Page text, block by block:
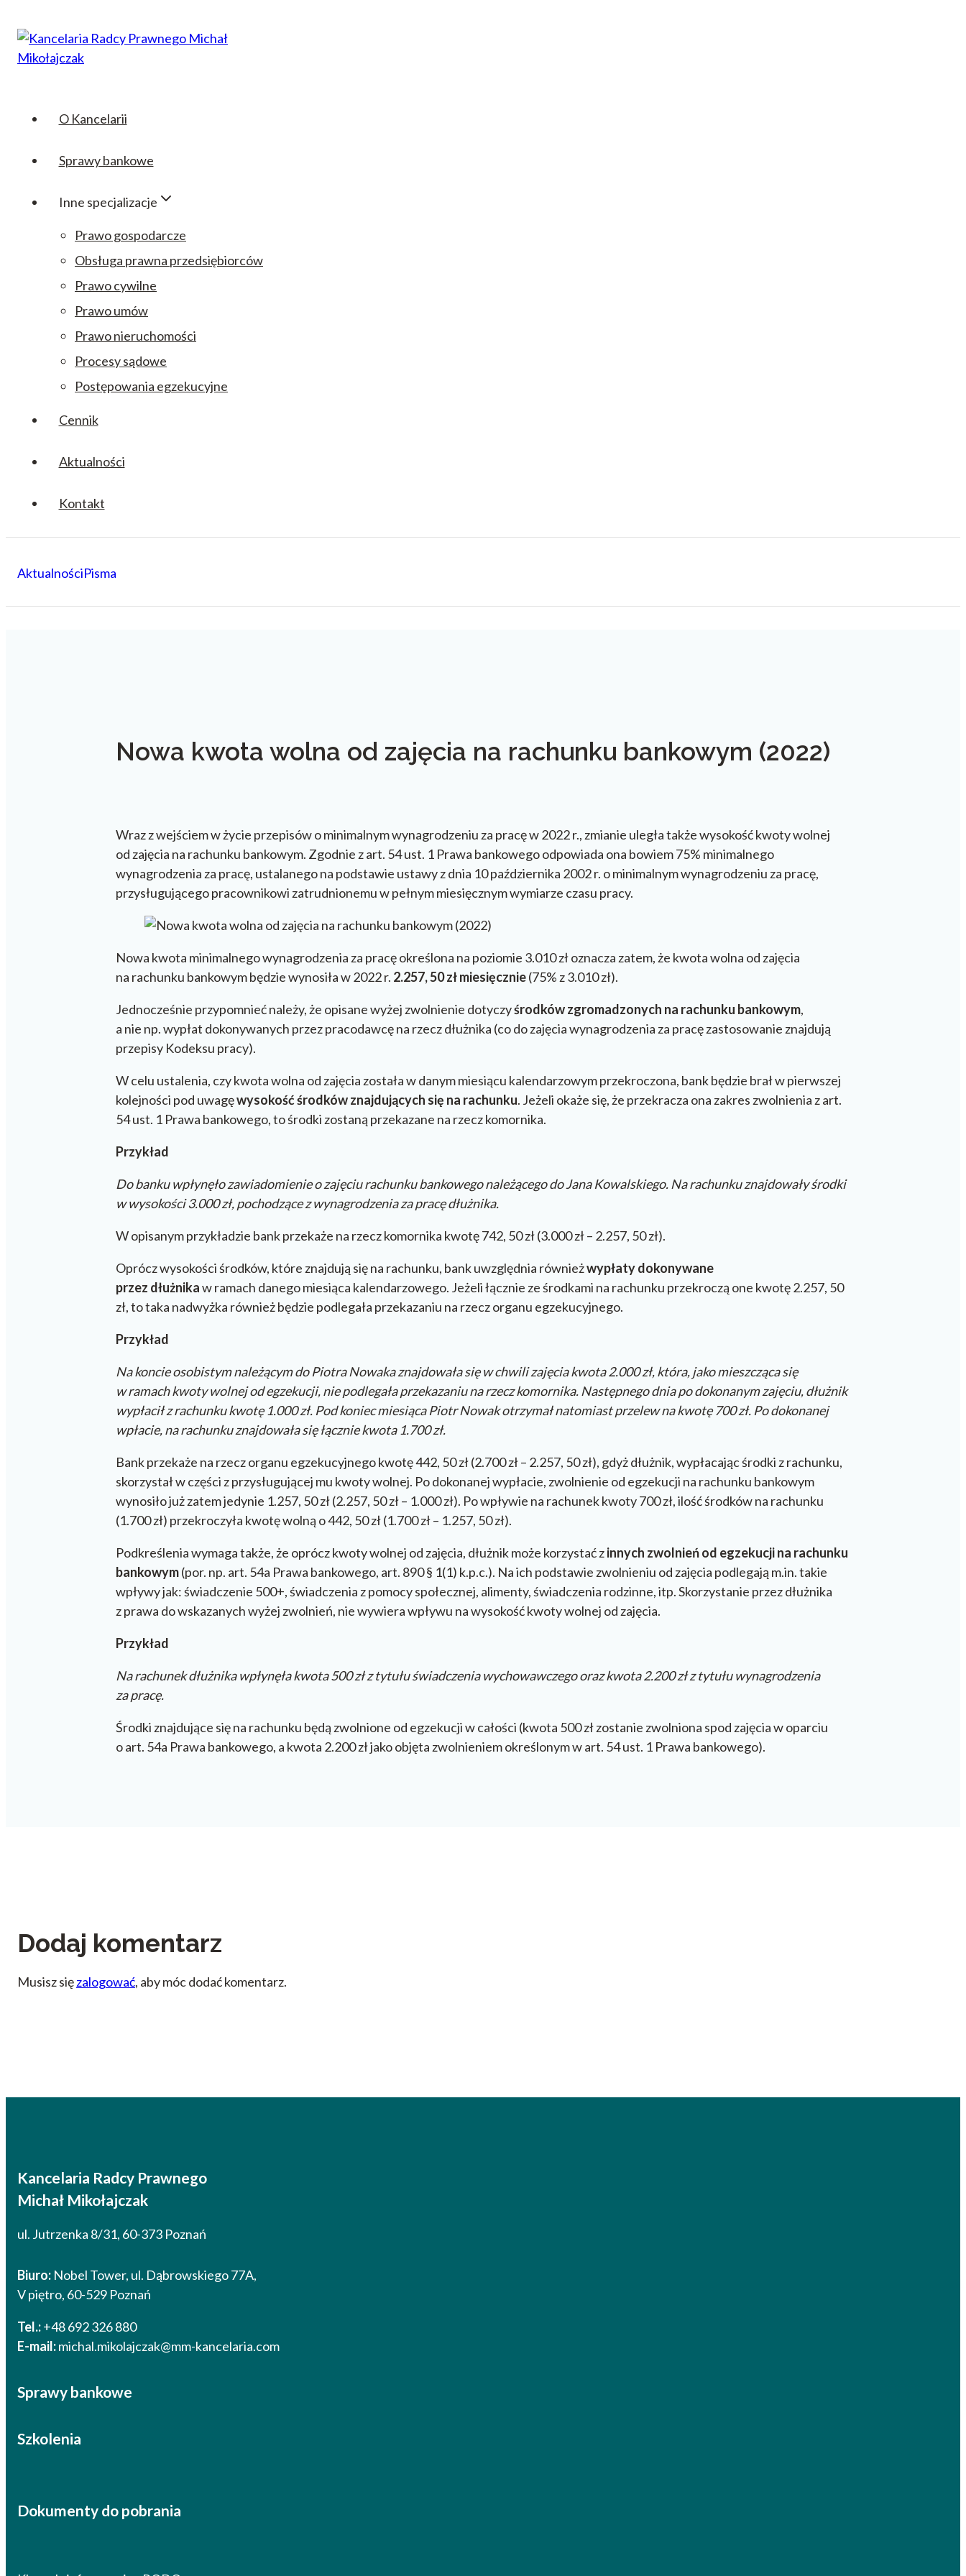
do
treści
O Kancelarii
Sprawy bankowe
Inne specjalizacje
Prawo gospodarcze
Obsługa prawna przedsiębiorców
Prawo cywilne
Prawo umów
Prawo nieruchomości
Procesy sądowe
Postępowania egzekucyjne
Cennik
Aktualności
Kontakt
AktualnościPisma
Nowa kwota wolna od zajęcia na rachunku bankowym (2022)
Wraz z wejściem w życie przepisów o minimalnym wynagrodzeniu za pracę w 2022 r., zmianie uległa także wysokość kwoty wolnej
od zajęcia na rachunku bankowym. Zgodnie z art. 54 ust. 1 Prawa bankowego odpowiada ona bowiem 75% minimalnego
wynagrodzenia za pracę, ustalanego na podstawie ustawy z dnia 10 października 2002 r. o minimalnym wynagrodzeniu za pracę,
przysługującego pracownikowi zatrudnionemu w pełnym miesięcznym wymiarze czasu pracy.
Nowa kwota minimalnego wynagrodzenia za pracę określona na poziomie 3.010 zł oznacza zatem, że kwota wolna od zajęcia
na rachunku bankowym będzie wynosiła w 2022 r. 2.257, 50 zł miesięcznie(75% z 3.010 zł).
Jednocześnie przypomnieć należy, że opisane wyżej zwolnienie dotyczyśrodków zgromadzonych na rachunku bankowym,
a nie np. wypłat dokonywanych przez pracodawcę na rzecz dłużnika (co do zajęcia wynagrodzenia za pracę zastosowanie znajdują
przepisy Kodeksu pracy).
W celu ustalenia, czy kwota wolna od zajęcia została w danym miesiącu kalendarzowym przekroczona, bank będzie brał w pierwszej
kolejności pod uwagęwysokość środków znajdujących się na rachunku. Jeżeli okaże się, że przekracza ona zakres zwolnienia z art.
54 ust. 1 Prawa bankowego, to środki zostaną przekazane na rzecz komornika.
Przykład
Do banku wpłynęło zawiadomienie o zajęciu rachunku bankowego należącego do Jana Kowalskiego. Na rachunku znajdowały środki
w wysokości 3.000 zł, pochodzące z wynagrodzenia za pracę dłużnika.
W opisanym przykładzie bank przekaże na rzecz komornika kwotę 742, 50 zł (3.000 zł – 2.257, 50 zł).
Oprócz wysokości środków, które znajdują się na rachunku, bank uwzględnia równieżwypłaty dokonywane
przez dłużnikaw ramach danego miesiąca kalendarzowego. Jeżeli łącznie ze środkami na rachunku przekroczą one kwotę 2.257, 50
zł, to taka nadwyżka również będzie podlegała przekazaniu na rzecz organu egzekucyjnego.
Przykład
Na koncie osobistym należącym do Piotra Nowaka znajdowała się w chwili zajęcia kwota 2.000 zł, która, jako mieszcząca się
w ramach kwoty wolnej od egzekucji, nie podlegała przekazaniu na rzecz komornika. Następnego dnia po dokonanym zajęciu, dłużnik
wypłacił z rachunku kwotę 1.000 zł. Pod koniec miesiąca Piotr Nowak otrzymał natomiast przelew na kwotę 700 zł. Po dokonanej
wpłacie, na rachunku znajdowała się łącznie kwota 1.700 zł.
Bank przekaże na rzecz organu egzekucyjnego kwotę 442, 50 zł (2.700 zł – 2.257, 50 zł), gdyż dłużnik, wypłacając środki z rachunku,
skorzystał w części z przysługującej mu kwoty wolnej. Po dokonanej wypłacie, zwolnienie od egzekucji na rachunku bankowym
wynosiło już zatem jedynie 1.257, 50 zł (2.257, 50 zł – 1.000 zł). Po wpływie na rachunek kwoty 700 zł, ilość środków na rachunku
(1.700 zł) przekroczyła kwotę wolną o 442, 50 zł (1.700 zł – 1.257, 50 zł).
Podkreślenia wymaga także, że oprócz kwoty wolnej od zajęcia, dłużnik może korzystać zinnych zwolnień od egzekucji na rachunku
bankowym(por. np. art. 54a Prawa bankowego, art. 890 § 1(1) k.p.c.). Na ich podstawie zwolnieniu od zajęcia podlegają m.in. takie
wpływy jak: świadczenie 500+, świadczenia z pomocy społecznej, alimenty, świadczenia rodzinne, itp. Skorzystanie przez dłużnika
z prawa do wskazanych wyżej zwolnień, nie wywiera wpływu na wysokość kwoty wolnej od zajęcia.
Przykład
Na rachunek dłużnika wpłynęła kwota 500 zł z tytułu świadczenia wychowawczego oraz kwota 2.200 zł z tytułu wynagrodzenia
za pracę.
Środki znajdujące się na rachunku będą zwolnione od egzekucji w całości (kwota 500 zł zostanie zwolniona spod zajęcia w oparciu
o art. 54a Prawa bankowego, a kwota 2.200 zł jako objęta zwolnieniem określonym w art. 54 ust. 1 Prawa bankowego).
Dodaj komentarz
Musisz sięzalogować, aby móc dodać komentarz.
Kancelaria Radcy Prawnego
Michał Mikołajczak
ul. Jutrzenka 8/31, 60-373 Poznań
Biuro: Nobel Tower, ul. Dąbrowskiego 77A,
V piętro, 60-529 Poznań
Tel.:+48 692 326 880
E-mail:michal.mikolajczak@mm-kancelaria.com
Sprawy bankowe
Szkolenia
Dokumenty do pobrania